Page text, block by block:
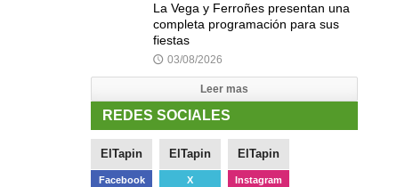
La Vega y Ferroñes presentan una
completa programación para sus
fiestas
🕔 03/08/2026
Leer mas
REDES SOCIALES
ElTapin
Facebook
ElTapin
X
ElTapin
Instagram